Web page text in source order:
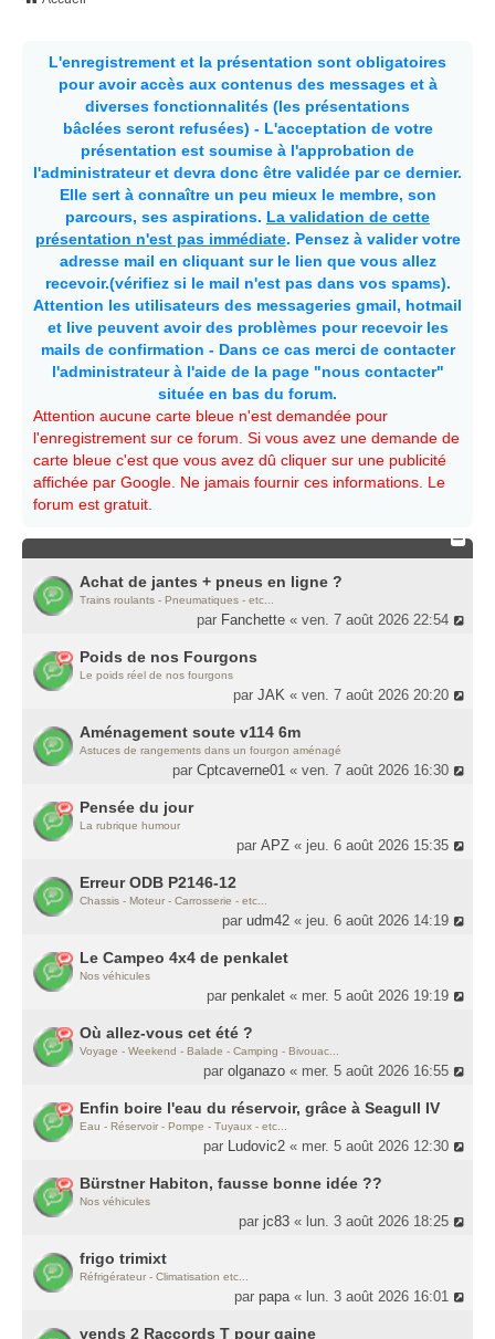
L'enregistrement et la présentation sont obligatoires
pour avoir accès aux contenus des messages et à
diverses fonctionnalités (les présentations
bâclées seront refusées) - L'acceptation de votre
présentation est soumise à l'approbation de
l'administrateur et devra donc être validée par ce dernier.
Elle sert à connaître un peu mieux le membre, son
parcours, ses aspirations. La validation de cette
présentation n'est pas immédiate. Pensez à valider votre
adresse mail en cliquant sur le lien que vous allez
recevoir.(vérifiez si le mail n'est pas dans vos spams).
Attention les utilisateurs des messageries gmail, hotmail
et live peuvent avoir des problèmes pour recevoir les
mails de confirmation - Dans ce cas merci de contacter
l'administrateur à l'aide de la page "nous contacter"
située en bas du forum.
Attention aucune carte bleue n'est demandée pour
l'enregistrement sur ce forum. Si vous avez une demande de
carte bleue c'est que vous avez dû cliquer sur une publicité
affichée par Google. Ne jamais fournir ces informations. Le
forum est gratuit.
Achat de jantes + pneus en ligne ?
Trains roulants - Pneumatiques - etc...
par Fanchette « ven. 7 août 2026 22:54
Poids de nos Fourgons
Le poids réel de nos fourgons
parJAK « ven. 7 août 2026 20:20
Aménagement soute v114 6m
Astuces de rangements dans un fourgon aménagé
parCptcaverne01 « ven. 7 août 2026 16:30
Pensée du jour
La rubrique humour
parAPZ « jeu. 6 août 2026 15:35
Erreur ODB P2146-12
Chassis - Moteur - Carrosserie - etc...
parudm42 « jeu. 6 août 2026 14:19
Le Campeo 4x4 de penkalet
Nos véhicules
parpenkalet « mer. 5 août 2026 19:19
Où allez-vous cet été ?
Voyage - Weekend - Balade - Camping - Bivouac...
parolganazo « mer. 5 août 2026 16:55
Enfin boire l'eau du réservoir, grâce à Seagull IV
Eau - Réservoir - Pompe - Tuyaux - etc...
par Ludovic2 « mer. 5 août 2026 12:30
Bürstner Habiton, fausse bonne idée ??
Nos véhicules
par jc83 « lun. 3 août 2026 18:25
frigo trimixt
Réfrigérateur - Climatisation etc...
parpapa « lun. 3 août 2026 16:01
vends 2 Raccords T pour gaine